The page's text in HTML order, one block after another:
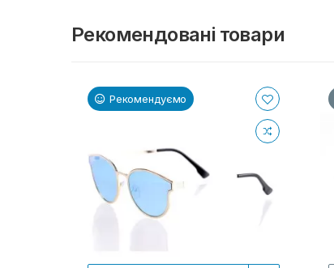
Рекомендовані товари
Рекомендуємо